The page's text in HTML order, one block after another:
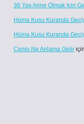
36 Yaş Anne Olmak Için
Hüma Kuşu Kuranda
Hüma Kuşu Kuranda
Cenin Ne Anlama Gelir için